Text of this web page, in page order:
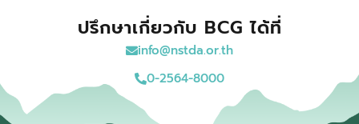
ปรึกษาเกี่ยวกับ BCG ได้ที่
info@nstda.or.th
0-2564-8000